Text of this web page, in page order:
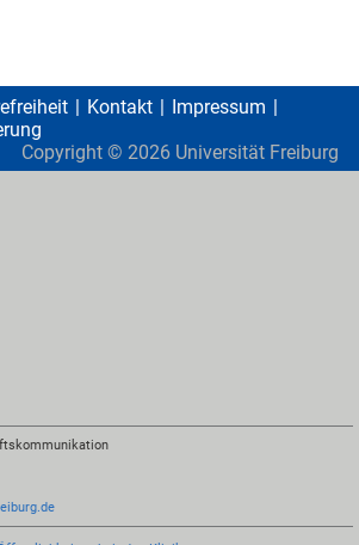
Kontakt
Impressum
Copyright © 2026 Universität Freiburg